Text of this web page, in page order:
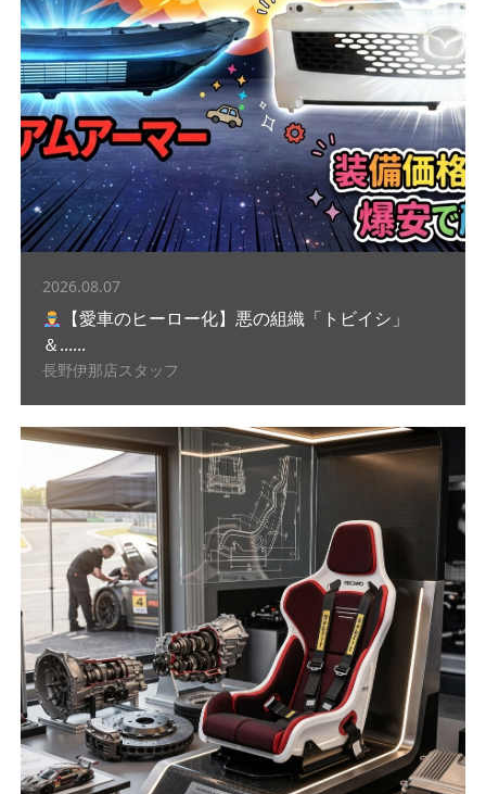
2026.08.07
【愛車のヒーロー化】悪の組織「トビイシ」
＆......
長野伊那店スタッフ